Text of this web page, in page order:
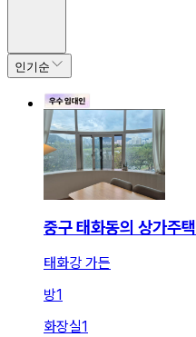
인기순
중구 태화동의 상가주택
태화강 가든
방1
화장실1